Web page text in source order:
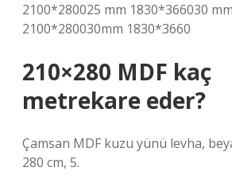
2100*280025 mm 1830*366030 mm
2100*280030mm 1830*3660
210×280 MDF kaç
metrekare eder?
Çamsan MDF kuzu yünü levha,
280 cm, 5.